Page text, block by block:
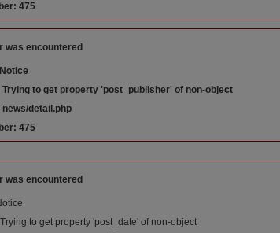
475
was encountered
Trying to get property 'post_publisher' of non-object
news/detail.php
475
was encountered
to get property 'post_date' of non-object